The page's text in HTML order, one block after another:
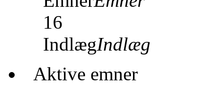
16
IndlægIndlæg
Aktive emner